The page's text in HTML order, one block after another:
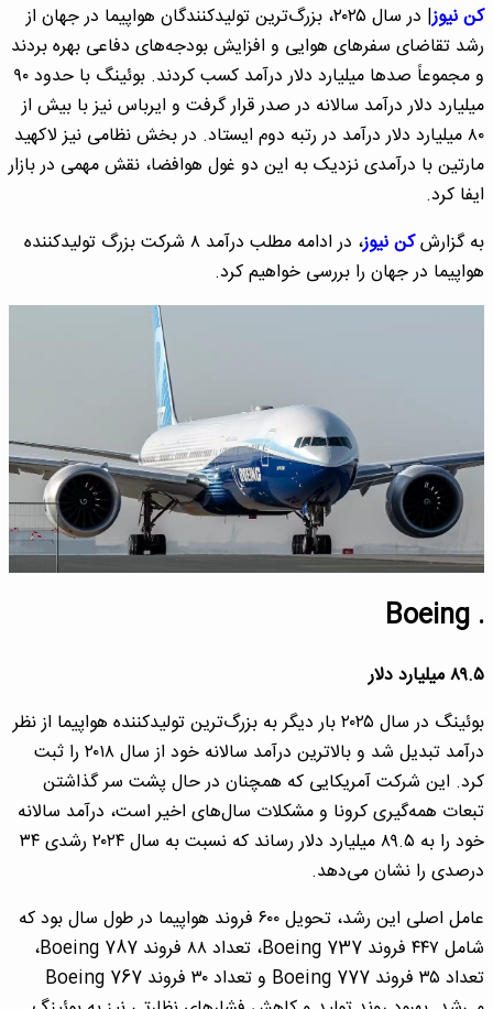
کن نیوز
| در سال ۲۰۲۵، بزرگ‌ترین تولیدکنندگان هواپیما در جهان از
رشد تقاضای سفرهای هوایی و افزایش بودجه‌های دفاعی بهره بردند
و مجموعاً صدها میلیارد دلار درآمد کسب کردند. بوئینگ با حدود ۹۰
میلیارد دلار درآمد سالانه در صدر قرار گرفت و ایرباس نیز با بیش از
۸۰ میلیارد دلار درآمد در رتبه دوم ایستاد. در بخش نظامی نیز لاکهید
مارتین با درآمدی نزدیک به این دو غول هوافضا، نقش مهمی در بازار
ایفا کرد.
به گزارشکن نیوز
، در ادامه مطلب درآمد ۸ شرکت بزرگ تولیدکننده
هواپیما در جهان را بررسی خواهیم کرد.
. Boeing
۸۹.۵ میلیارد دلار
بوئینگ در سال ۲۰۲۵ بار دیگر به بزرگ‌ترین تولیدکننده هواپیما از نظر
درآمد تبدیل شد و بالاترین درآمد سالانه خود از سال ۲۰۱۸ را ثبت
کرد. این شرکت آمریکایی که همچنان در حال پشت سر گذاشتن
تبعات همه‌گیری کرونا و مشکلات سال‌های اخیر است، درآمد سالانه
خود را به ۸۹.۵ میلیارد دلار رساند که نسبت به سال ۲۰۲۴ رشدی ۳۴
درصدی را نشان می‌دهد.
عامل اصلی این رشد، تحویل ۶۰۰ فروند هواپیما در طول سال بود که
شامل ۴۴۷ فروند Boeing 737، تعداد ۸۸ فروند Boeing 787،
تعداد ۳۵ فروند Boeing 777 و تعداد ۳۰ فروند Boeing 767